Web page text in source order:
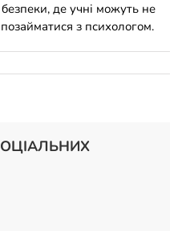
ВІДКРИТІСТЬ ЗАКЛАДУ
де учні можуть не
з психологом.